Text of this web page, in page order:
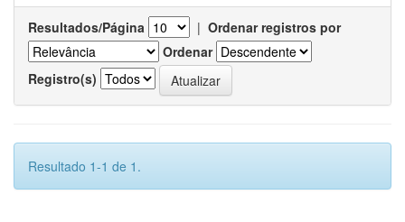
Resultados/Página | Ordenar registros por
Ordenar
Registro(s)
Resultado 1-1 de 1.